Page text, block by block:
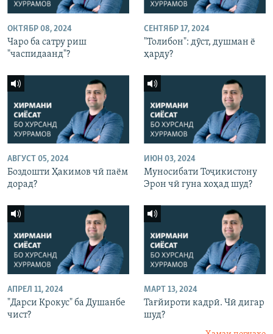
ОКТЯБР 08, 2024
Чаро ба сатру риш
"часпидаанд"?
СЕНТЯБР 17, 2024
"Толибон": дӯст, душман ё
ҳарду?
АВГУСТ 05, 2024
Боздошти Ҳакимов чӣ паём
дорад?
ИЮН 03, 2024
Муносибати Тоҷикистону
Эрон чӣ гуна хоҳад шуд?
АПРЕЛ 11, 2024
"Дарси Крокус" ба Душанбе
чист?
МАРТ 13, 2024
Тағйироти кадрӣ. Чӣ дигар
шуд?